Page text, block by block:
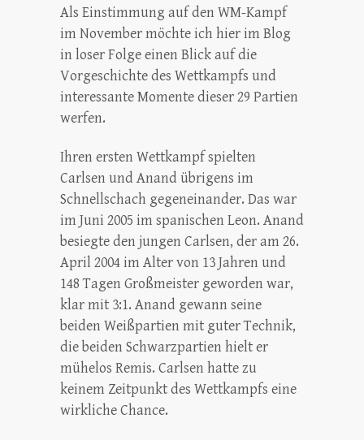
Als Einstimmung auf den WM-Kampf
im November möchte ich hier im Blog
in loser Folge einen Blick auf die
Vorgeschichte des Wettkampfs und
interessante Momente dieser 29 Partien
werfen.
Ihren ersten Wettkampf spielten
Carlsen und Anand übrigens im
Schnellschach gegeneinander. Das war
im Juni 2005 im spanischen Leon. Anand
besiegte den jungen Carlsen, der am 26.
April 2004 im Alter von 13 Jahren und
148 Tagen Großmeister geworden war,
klar mit 3:1. Anand gewann seine
beiden Weißpartien mit guter Technik,
die beiden Schwarzpartien hielt er
mühelos Remis. Carlsen hatte zu
keinem Zeitpunkt des Wettkampfs eine
wirkliche Chance.